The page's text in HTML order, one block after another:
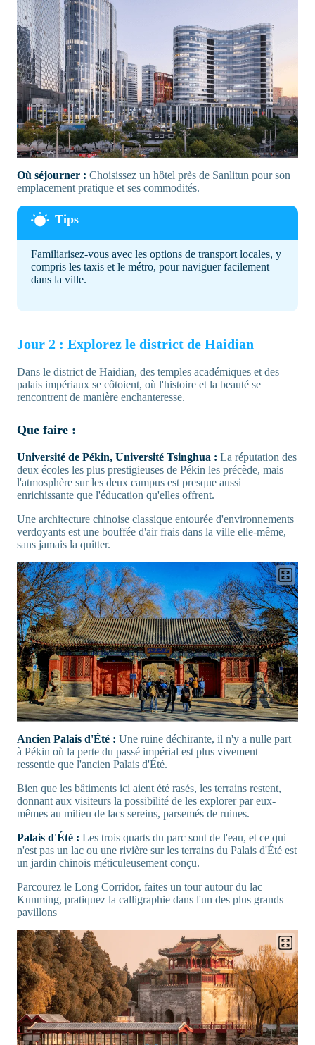
Où séjourner : Choisissez un hôtel près de Sanlitun pour son
emplacement pratique et ses commodités.
Familiarisez-vous avec les options de transport locales, y
compris les taxis et le métro, pour naviguer facilement
dans la ville.
Jour 2 : Explorez le district de Haidian
Dans le district de Haidian, des temples académiques et des
palais impériaux se côtoient, où l'histoire et la beauté se
rencontrent de manière enchanteresse.
Que faire :
Université de Pékin, Université Tsinghua : La réputation des
deux écoles les plus prestigieuses de Pékin les précède, mais
l'atmosphère sur les deux campus est presque aussi
enrichissante que l'éducation qu'elles offrent.
Une architecture chinoise classique entourée d'environnements
verdoyants est une bouffée d'air frais dans la ville elle-même,
sans jamais la quitter.
Ancien Palais d'Été : Une ruine déchirante, il n'y a nulle part
à Pékin où la perte du passé impérial est plus vivement
ressentie que l'ancien Palais d'Été.
Bien que les bâtiments ici aient été rasés, les terrains restent,
donnant aux visiteurs la possibilité de les explorer par eux-
mêmes au milieu de lacs sereins, parsemés de ruines.
Palais d'Été : Les trois quarts du parc sont de l'eau, et ce qui
n'est pas un lac ou une rivière sur les terrains du Palais d'Été est
un jardin chinois méticuleusement conçu.
Parcourez le Long Corridor, faites un tour autour du lac
Kunming, pratiquez la calligraphie dans l'un des plus grands
pavillons